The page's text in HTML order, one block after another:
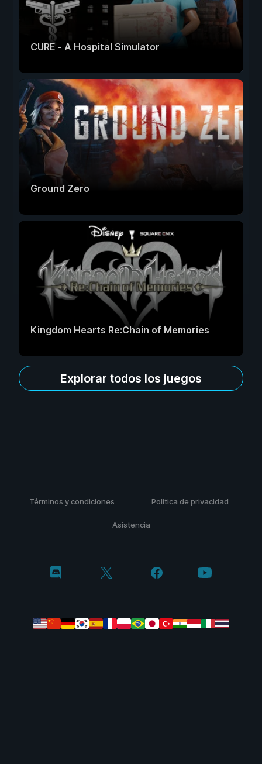
CURE - A Hospital Simulator
Ground Zero
Kingdom Hearts Re:Chain of Memories
Explorar todos los juegos
Términos y condiciones Politica de privacidad
Asistencia